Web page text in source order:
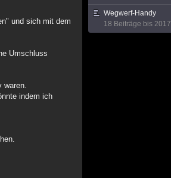
und sich mit dem
Umschluss
waren.
indem ich
Wegwerf-Handy
18 Beiträge bis 2017